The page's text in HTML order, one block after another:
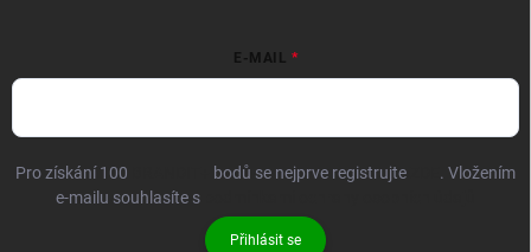
E-MAIL
Pro získání 100 bodů se nejprve registrujte
. Vložením
e-mailu souhlasíte s
Přihlásit se